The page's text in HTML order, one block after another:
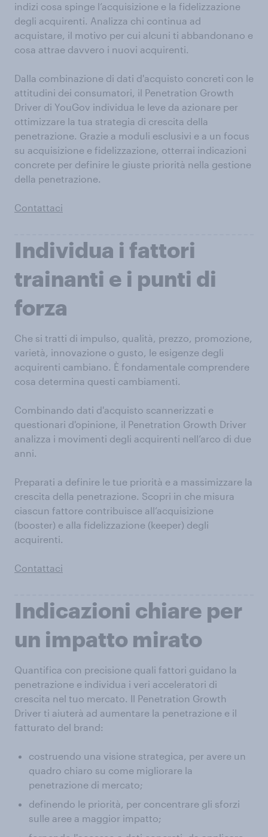
indizi cosa spinge l’acquisizione e la fidelizzazione
degli acquirenti. Analizza chi continua ad
acquistare, il motivo per cui alcuni ti abbandonano e
cosa attrae davvero i nuovi acquirenti.
Dalla combinazione di dati d'acquisto concreti con le
attitudini dei consumatori, il Penetration Growth
Driver di YouGov individua le leve da azionare per
ottimizzare la tua strategia di crescita della
penetrazione. Grazie a moduli esclusivi e a un focus
su acquisizione e fidelizzazione, otterrai indicazioni
concrete per definire le giuste priorità nella gestione
della penetrazione.
Contattaci
Individua i fattori
trainanti e i punti di
forza
Che si tratti di impulso, qualità, prezzo, promozione,
varietà, innovazione o gusto, le esigenze degli
acquirenti cambiano. È fondamentale comprendere
cosa determina questi cambiamenti.
Combinando dati d'acquisto scannerizzati e
questionari d'opinione, il Penetration Growth Driver
analizza i movimenti degli acquirenti nell’arco di due
anni.
Preparati a definire le tue priorità e a massimizzare la
crescita della penetrazione. Scopri in che misura
ciascun fattore contribuisce all’acquisizione
(booster) e alla fidelizzazione (keeper) degli
acquirenti.
Contattaci
Indicazioni chiare per
un impatto mirato
Quantifica con precisione quali fattori guidano la
penetrazione e individua i veri acceleratori di
crescita nel tuo mercato. Il Penetration Growth
Driver ti aiuterà ad aumentare la penetrazione e il
fatturato del brand:
costruendo una visione strategica, per avere un
quadro chiaro su come migliorare la
penetrazione di mercato;
definendo le priorità, per concentrare gli sforzi
sulle aree a maggior impatto;